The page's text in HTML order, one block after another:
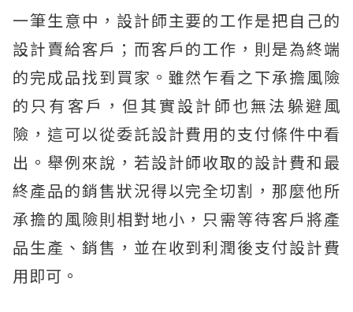
一筆生意中，設計師主要的工作是把自己的
設計賣給客戶；而客戶的工作，則是為終端
的完成品找到買家。雖然乍看之下承擔風險
的只有客戶，但其實設計師也無法躲避風
險，這可以從委託設計費用的支付條件中看
出。舉例來說，若設計師收取的設計費和最
終產品的銷售狀況得以完全切割，那麼他所
承擔的風險則相對地小，只需等待客戶將產
品生產、銷售，並在收到利潤後支付設計費
用即可。